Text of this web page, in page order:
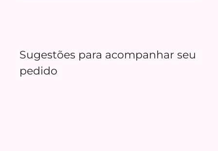
Sugestões para acompanhar seu
pedido